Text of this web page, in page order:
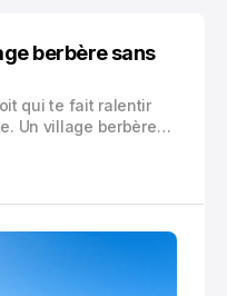
berbère sans
qui te fait ralentir
Un village berbère
on coche, on